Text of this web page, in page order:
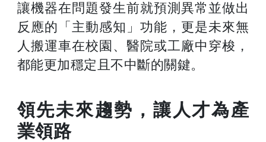
讓機器在問題發生前就預測異常並做出
反應的「主動感知」功能，更是未來無
人搬運車在校園、醫院或工廠中穿梭，
都能更加穩定且不中斷的關鍵。
領先未來趨勢，讓人才為產
業領路